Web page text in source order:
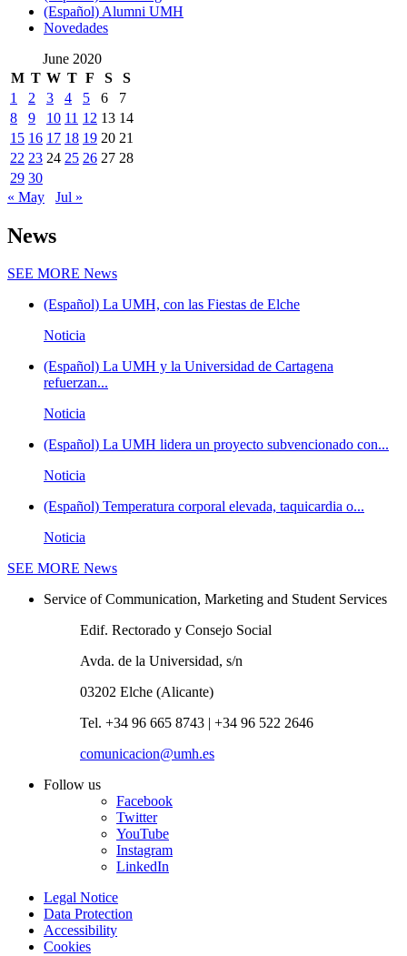
(Español) Alumni UMH
Novedades
June 2020
M T W T F S
S
1
2 3 4 5 6
7
8
9 10 11 12 13 14
15 16 17 18 19 20 21
22 23 24 25 26 27 28
29 30
« May
Jul »
News
SEE MORE News
(Español) La UMH, con las Fiestas de Elche
Noticia
(Español) La UMH y la Universidad de Cartagena
refuerzan...
Noticia
(Español) La UMH lidera un proyecto subvencionado con...
Noticia
(Español) Temperatura corporal elevada, taquicardia o...
Noticia
SEE MORE News
Service of Communication, Marketing and Student Services
Edif. Rectorado y Consejo Social
Avda. de la Universidad, s/n
03202 Elche (Alicante)
Tel. +34 96 665 8743 | +34 96 522 2646
comunicacion@umh.es
Follow us
Facebook
Twitter
YouTube
Instagram
LinkedIn
Legal Notice
Data Protection
Accessibility
Cookies